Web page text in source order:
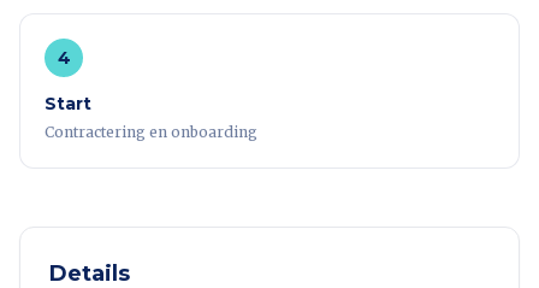
4
Start
Contractering en onboarding
Details